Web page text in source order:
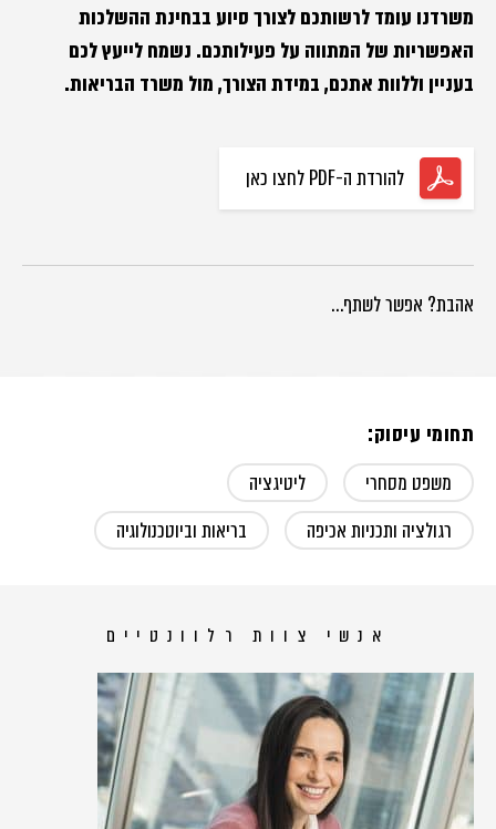
משרדנו עומד לרשותכם לצורך סיוע בבחינת ההשלכות
האפשריות של המתווה על פעילותכם. נשמח לייעץ לכם
בעניין וללוות אתכם, במידת הצורך, מול משרד הבריאות.
להורדת ה-PDF לחצו כאן
אהבת? אפשר לשתף…
תחומי עיסוק:
משפט מסחרי
ליטיגציה
רגולציה ותכניות אכיפה
בריאות וביוטכנולוגיה
אנשי צוות רלוונטיים